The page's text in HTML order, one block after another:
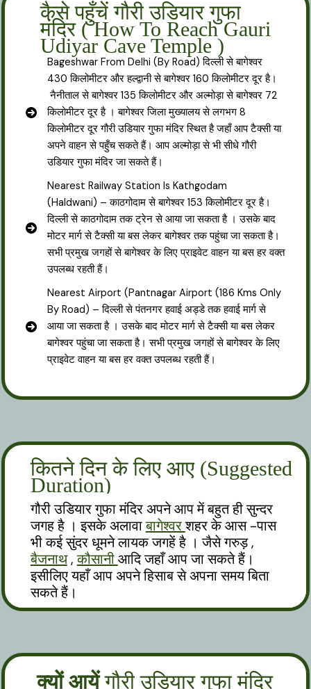
कैसे पहुँचें गौरी उडियार गुफा
मंदिर ( How To Reach Gauri
Udiyar Cave Temple )
Bageshwar From Delhi (By Road) दिल्ली से बागेश्वर
430 किलोमीटर और हल्द्वानी से बागेश्वर 160 किलोमीटर दूर है।
नैनीताल से बागेश्वर 135 किलोमीटर और अल्मोड़ा से बागेश्वर 72
किलोमीटर दूर है । बागेश्वर जिला मुख्यालय से लगभग 8
किलोमीटर दूर गौरी उडियार गुफा मंदिर स्थित है जहाँ आप टैक्सी या
अपने वाहन से पहुँच सकते हैं। आप अल्मोड़ा से भी सीधे गौरी
उडियार गुफा मंदिर जा सकते हैं।
Nearest Railway Station Is Kathgodam
(Haldwani) – काठगोदाम से बागेश्वर 153 किलोमीटर दूर है।
दिल्ली से काठगोदाम तक ट्रेन से आया जा सकता है । उसके बाद
मोटर मार्ग से टैक्सी या बस लेकर बागेश्वर तक पहुंचा जा सकता है।
सभी प्रमुख जगहों से बागेश्वर के लिए प्राइवेट वाहन या बस हर वक्त
उपलब्ध रहती हैं।
Nearest Airport (Pantnagar Airport (186 Kms Only
By Road) – दिल्ली से पंतनगर हवाई अड्डे तक हवाई मार्ग से
आया जा सकता है । उसके बाद मोटर मार्ग से टैक्सी या बस लेकर
बागेश्वर पहुंचा जा सकता है। सभी प्रमुख जगहों से बागेश्वर के लिए
प्राइवेट वाहन या बस हर वक्त उपलब्ध रहती हैं।
कितने दिन के लिए आए (Suggested
Duration)
गौरी उडियार गुफा मंदिर अपने आप में बहुत ही सुन्दर
जगह है । इसके अलावाबागेश्वरशहर के आस -पास
भी कई सुंदर धूमने लायक जगहें है । जैसे गरुड़ ,
बैजनाथ ,कौसानीआदि जहाँ आप जा सकते हैं।
इसीलिए यहाँ आप अपने हिसाब से अपना समय बिता
सकते हैं।
क्यों आयेंगौरी उडियार गुफा मंदिर